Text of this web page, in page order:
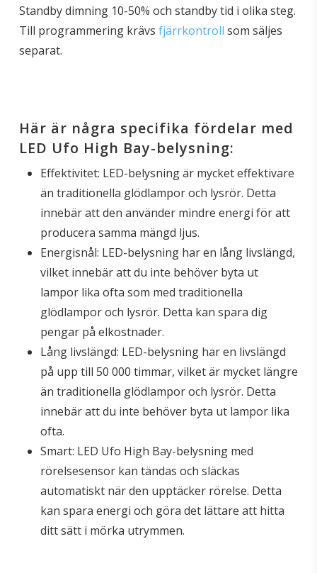
Standby dimning 10-50% och standby tid i olika steg.
Till programmering krävs fjärrkontroll som säljes
separat.
Här är några specifika fördelar med
LED Ufo High Bay-belysning:
Effektivitet: LED-belysning är mycket effektivare
än traditionella glödlampor och lysrör. Detta
innebär att den använder mindre energi för att
producera samma mängd ljus.
Energisnål: LED-belysning har en lång livslängd,
vilket innebär att du inte behöver byta ut
lampor lika ofta som med traditionella
glödlampor och lysrör. Detta kan spara dig
pengar på elkostnader.
Lång livslängd: LED-belysning har en livslängd
på upp till 50 000 timmar, vilket är mycket längre
än traditionella glödlampor och lysrör. Detta
innebär att du inte behöver byta ut lampor lika
ofta.
Smart: LED Ufo High Bay-belysning med
rörelsesensor kan tändas och släckas
automatiskt när den upptäcker rörelse. Detta
kan spara energi och göra det lättare att hitta
ditt sätt i mörka utrymmen.